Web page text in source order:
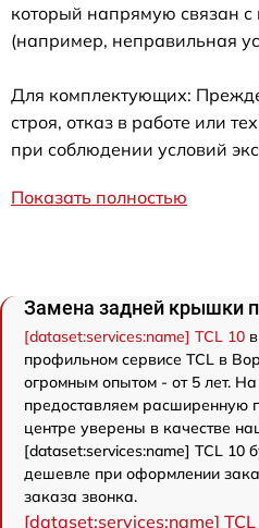
который напрямую связан
(например, неправильная
Для комплектующих:
строя, отказ в работе или
при соблюдении условий
Показать полностью
Замена задней крышки
[dataset:services:name] TCL 10
профильном сервисе TCL в
огромным опытом - от 5 лет.
предоставляем расширенную
центре уверены в качестве
[dataset:services:name] TCL 10
дешевле при оформлении
заказа звонка.
[dataset:services:name]